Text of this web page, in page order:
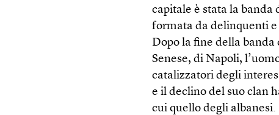
capitale è stata la
formata da delinquenti
Dopo la fine della
Senese, di Napoli,
catalizzatori degli
e il declino del suo clan
cui quello degli